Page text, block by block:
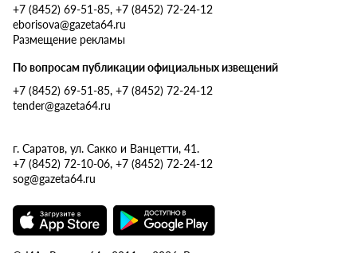
+7 (8452) 69-51-85, +7 (8452) 72-24-12
eborisova@gazeta64.ru
Размещение рекламы
По вопросам публикации официальных извещений
+7 (8452) 69-51-85, +7 (8452) 72-24-12
tender@gazeta64.ru
г. Саратов, ул. Сакко и Ванцетти, 41.
+7 (8452) 72-10-06, +7 (8452) 72-24-12
sog@gazeta64.ru